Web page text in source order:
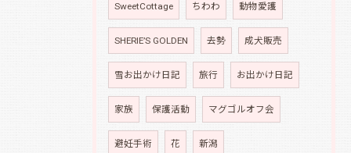
SweetCottage ちわわ 動物愛護
SHERIE’S GOLDEN 去勢 成犬販売
雪お出かけ日記 旅行 お出かけ日記
家族 保護活動 マグゴルオフ会
避妊手術 花 新潟